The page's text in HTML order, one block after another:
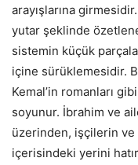
arayışlarına
yutar şeklinde
sistemin küçük
içine sürüklemesidir.
Kemal’in romanları
soyunur. İbrahim ve
üzerinden, işçilerin ve
içerisindeki yerini